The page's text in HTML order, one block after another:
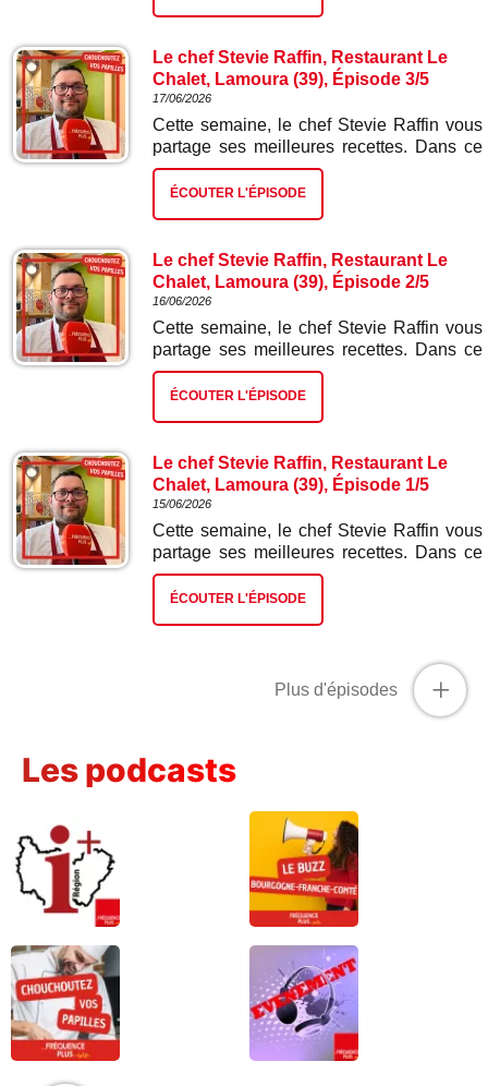
Le chef Stevie Raffin, Restaurant Le
Chalet, Lamoura (39), Épisode 3/5
17/06/2026
Cette semaine, le chef Stevie Raffin vous
partage ses meilleures recettes. Dans ce
troisième épisode : fondue suisse.
ÉCOUTER L'ÉPISODE
Le chef Stevie Raffin, Restaurant Le
Chalet, Lamoura (39), Épisode 2/5
16/06/2026
Cette semaine, le chef Stevie Raffin vous
partage ses meilleures recettes. Dans ce
deuxième épisode : vol au vent sauce
morilles.
ÉCOUTER L'ÉPISODE
Le chef Stevie Raffin, Restaurant Le
Chalet, Lamoura (39), Épisode 1/5
15/06/2026
Cette semaine, le chef Stevie Raffin vous
partage ses meilleures recettes. Dans ce
premier épisode : pizza Gextrême à la
poire et bleu de Gex.
ÉCOUTER L'ÉPISODE
+
Plus d'épisodes
Les podcasts